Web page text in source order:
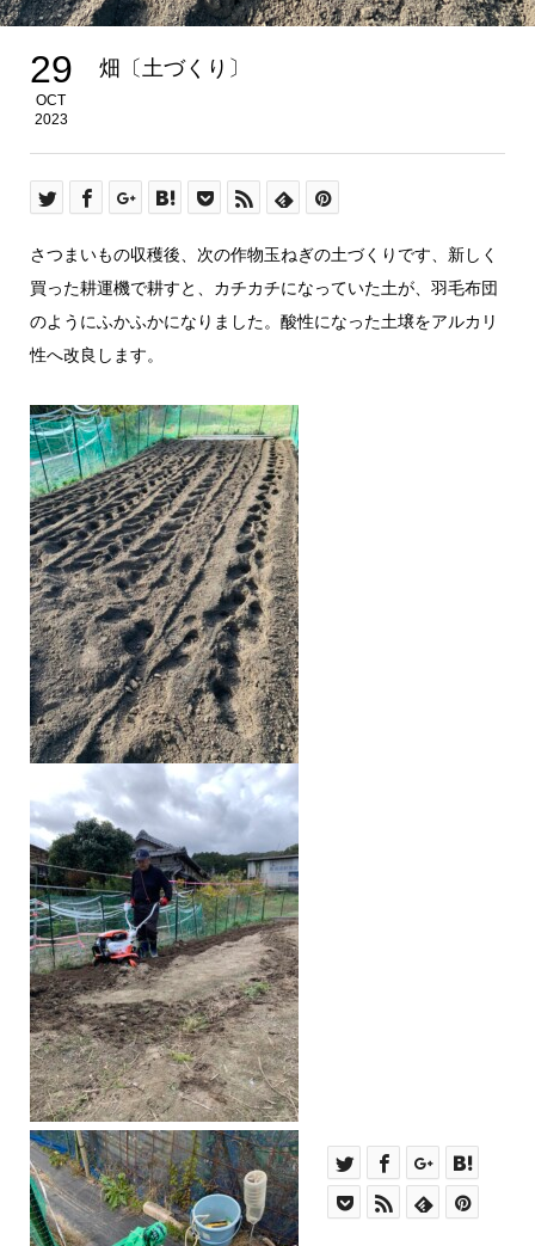
29
OCT
2023
畑〔土づくり〕
さつまいもの収穫後、次の作物玉ねぎの土づくりです、新しく
買った耕運機で耕すと、カチカチになっていた土が、羽毛布団
のようにふかふかになりました。酸性になった土壌をアルカリ
性へ改良します。